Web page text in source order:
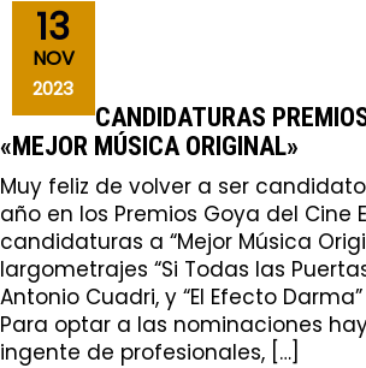
13
NOV
2023
CANDIDATURAS
«MEJOR MÚSICA ORIGINAL»
Muy feliz de volver a ser
año en los Premios Goya del Cine
candidaturas a “Mejor Música
largometrajes “Si Todas las
Antonio Cuadri, y “El Efecto Darma”
Para optar a las nominaciones
ingente de profesionales, […]